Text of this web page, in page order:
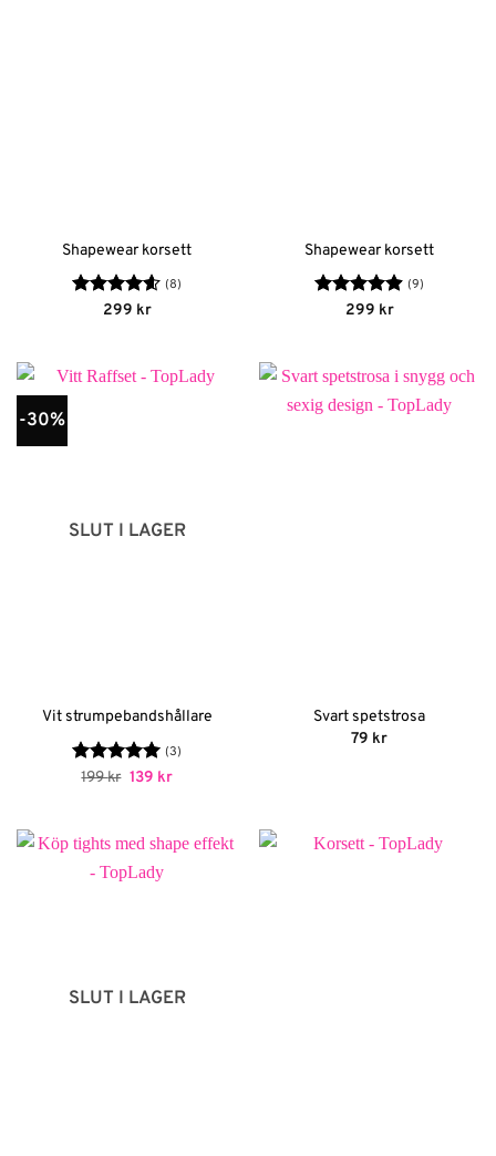
Shapewear korsett
Betygsatt
(8)
299 kr
Shapewear korsett
Betygsatt
(9)
299 kr
-30%
SLUT I LAGER
Vit strumpebandshållare
Betygsatt5
(3)
199kr Det
199 kr.
139 krDet
139 kr.
Svart spetstrosa
79 kr
SLUT I LAGER